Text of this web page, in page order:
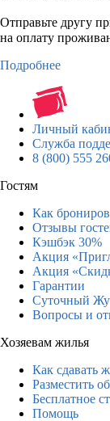
Отправьте другу
на оплату
Подробнее
Личный
Служба
8 (800) 555
Гостям
Как
Отзывы
Кэшбэк 30%
Акция
Акция
Гарантии
Суточный
Вопросы и
Хозяевам жилья
Как сдавать
Разместить
Бесплатное
Помощь